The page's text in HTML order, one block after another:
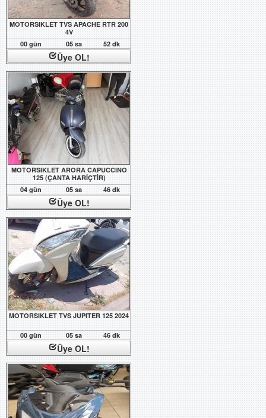
MOTORSIKLET TVS APACHE RTR 200
4V
00 gün
05 sa 52 dk
Üye OL!
MOTORSIKLET ARORA CAPUCCINO
125 (ÇANTA HARİÇTİR)
04 gün
05 sa 46 dk
Üye OL!
MOTORSIKLET TVS JUPITER 125 2024
00 gün 05 sa 46 dk
Üye OL!